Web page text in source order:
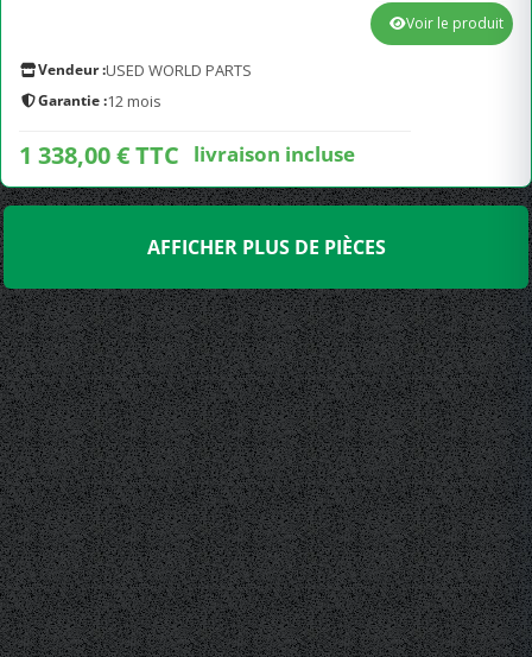
Vendeur :USED WORLD PARTS
Garantie :12 mois
1 338,00 € TTC livraison incluse
Voir le produit
AFFICHER PLUS DE PIÈCES